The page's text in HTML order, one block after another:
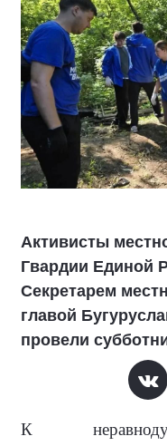
Активисты
Гвардии Единой
Секретарем
главой
провели
К